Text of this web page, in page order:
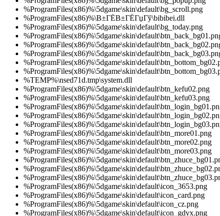
%ProgramFiles(x86)%\5dgame\skin\default\bg_scroll.png
%ProgramFiles(x86)%\В±ГЁВ±ГЁГџГў\bibibei.dll
%ProgramFiles(x86)%\5dgame\skin\default\bg_today.png
%TEMP%\nsed71d.tmp\system.dll
%ProgramFiles(x86)%\5dgame\skin\default\btn_kefu02.png
%ProgramFiles(x86)%\5dgame\skin\default\btn_kefu03.png
%ProgramFiles(x86)%\5dgame\skin\default\btn_more01.png
%ProgramFiles(x86)%\5dgame\skin\default\btn_more02.png
%ProgramFiles(x86)%\5dgame\skin\default\btn_more03.png
%ProgramFiles(x86)%\5dgame\skin\default\icon_3653.png
%ProgramFiles(x86)%\5dgame\skin\default\icon_card.png
%ProgramFiles(x86)%\5dgame\skin\default\icon_cz.png
%ProgramFiles(x86)%\5dgame\skin\default\icon_gdyx.png